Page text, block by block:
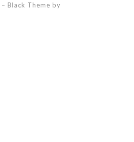
– Black Theme by